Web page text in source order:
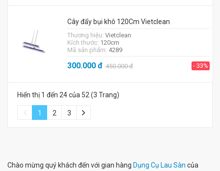
Cây đẩy bụi khô 120Cm Vietclean
Thương hiệu: Vietclean
Kích thước: 120cm
Mã sản phẩm: 4289
300.000đ 450.000đ - 33%
Hiển thị 1 đến 24 của 52 (3 Trang)
1 2 3
Chào mừng quý khách đến với gian hàng Dụng Cụ Lau Sàn của